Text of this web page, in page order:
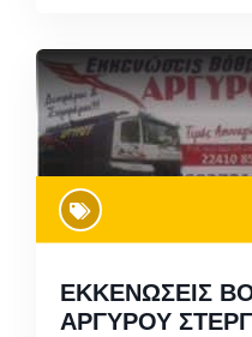
ΕΚΚΕΝΩΣΕΙΣ
ΑΡΓΥΡΟΥ